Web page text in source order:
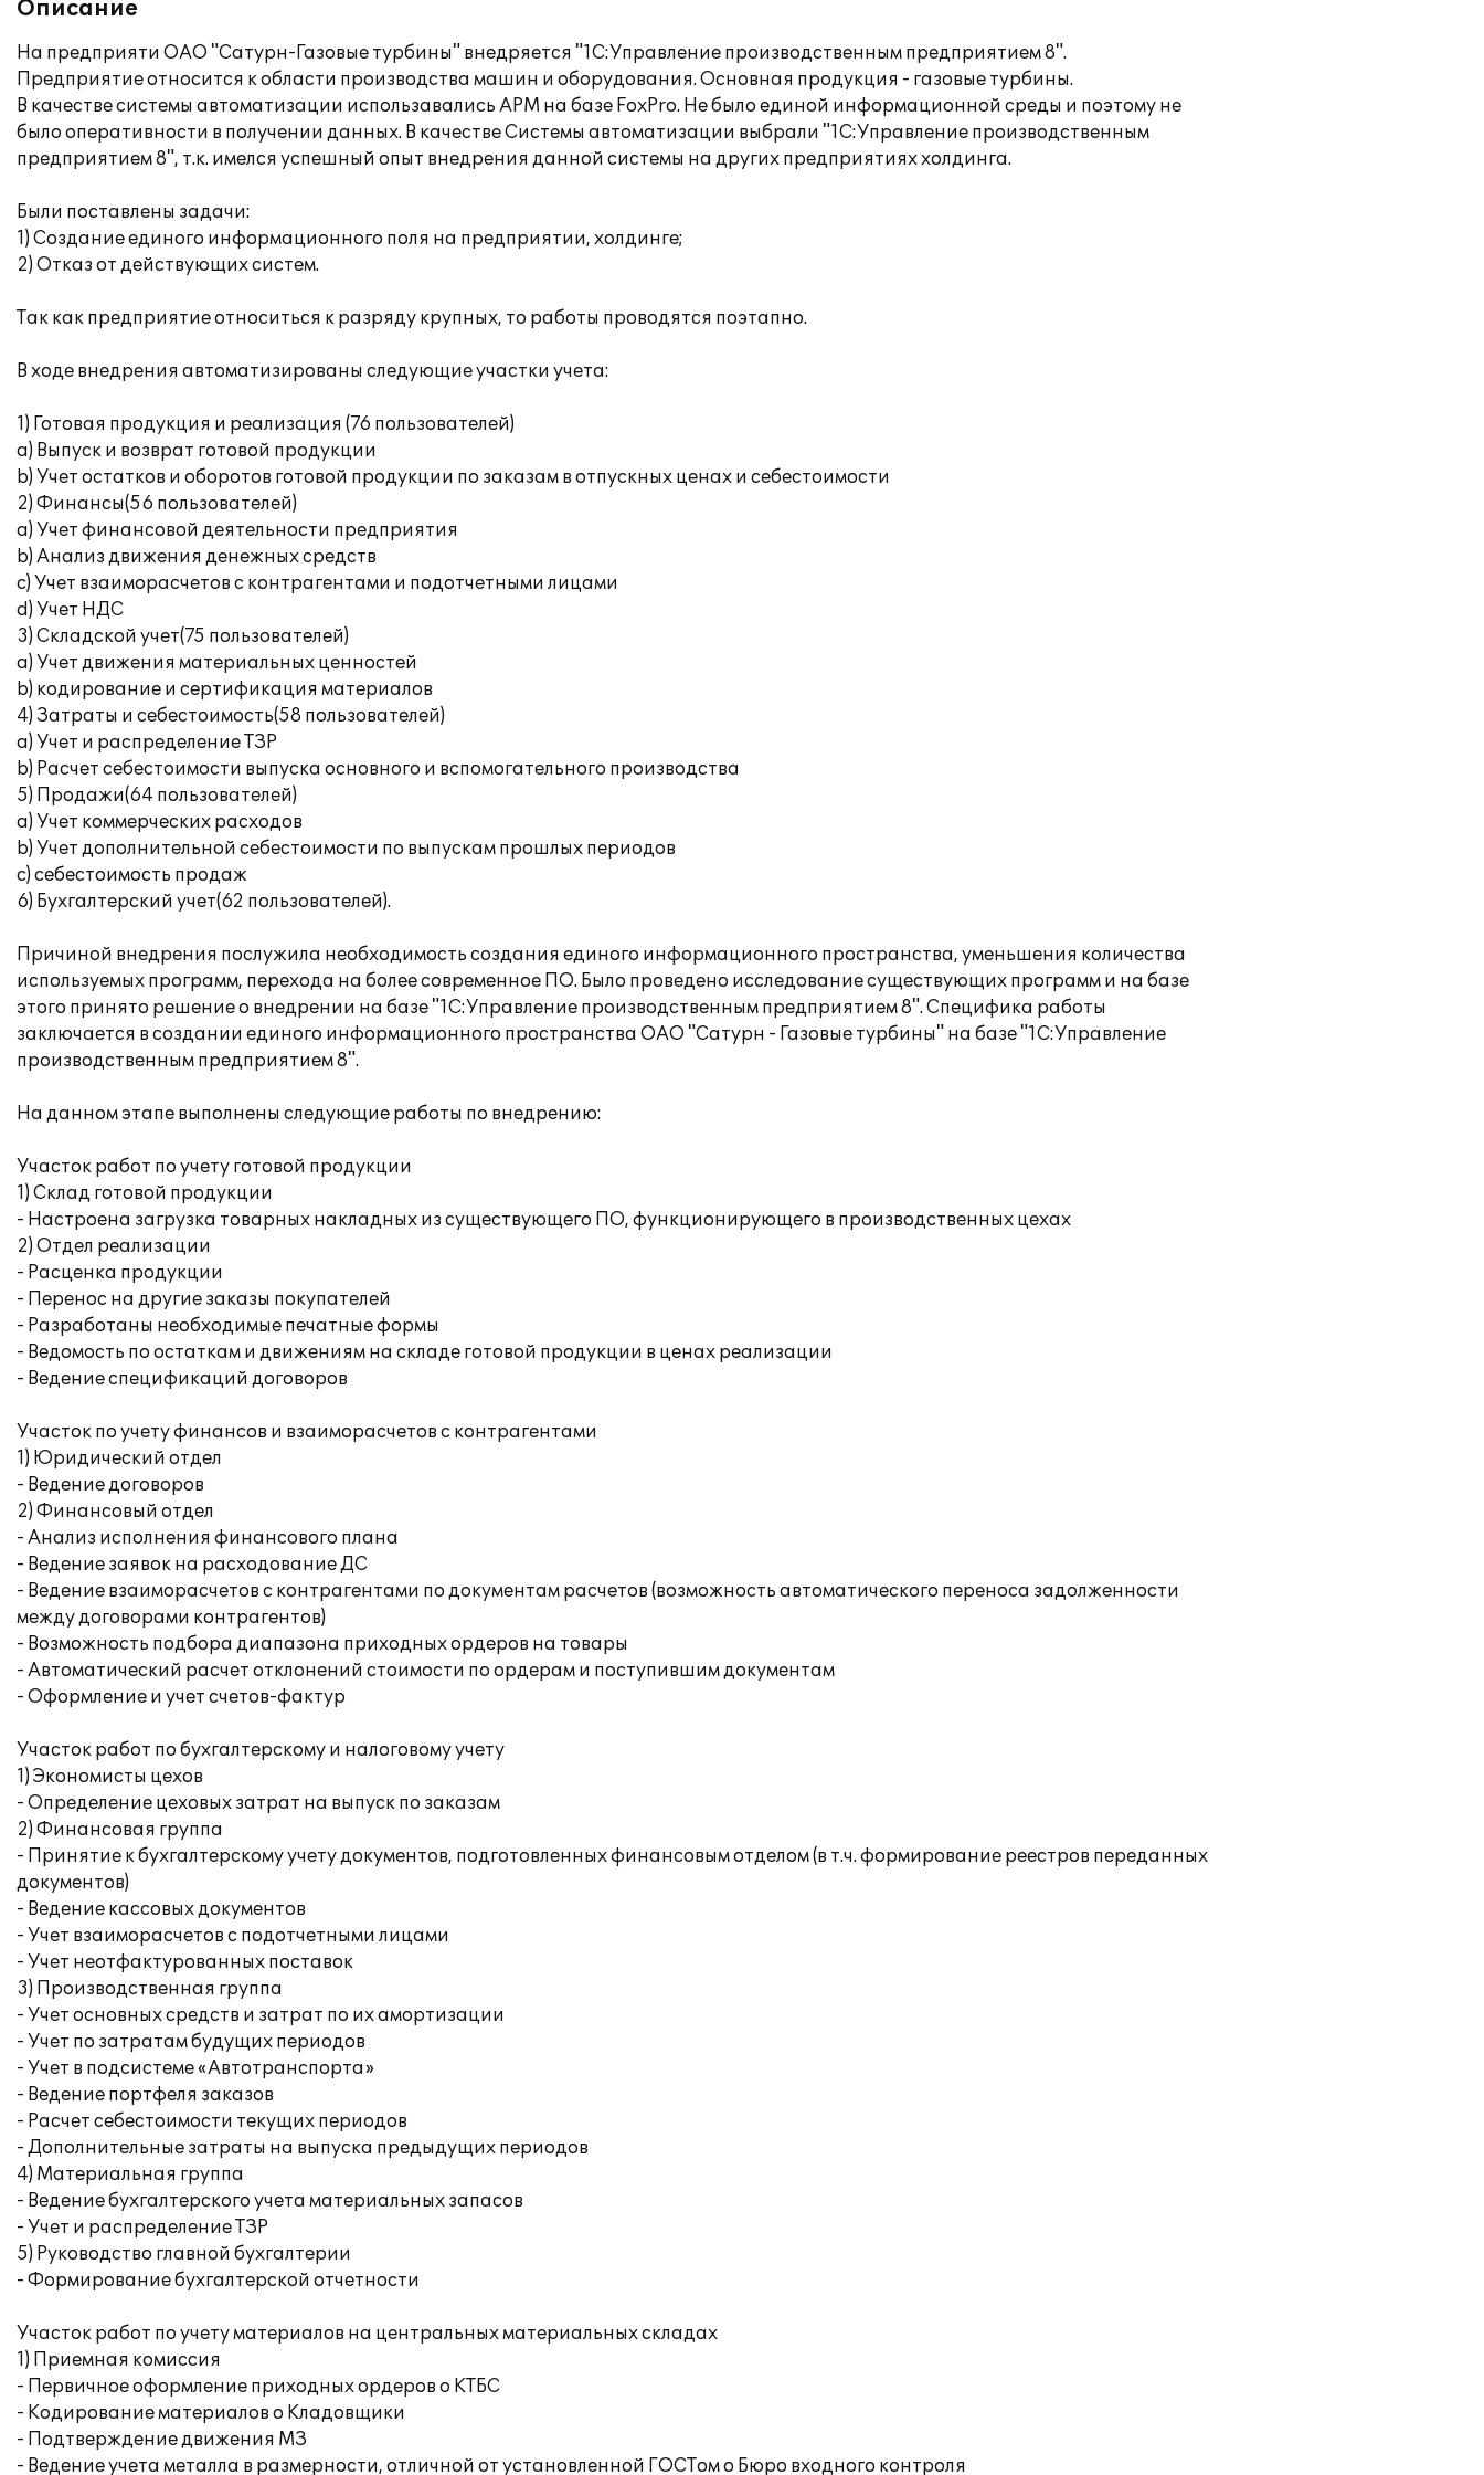
Описание
На предприяти ОАО "Сатурн-Газовые турбины" внедряется "1С:Управление производственным предприятием 8".
Предприятие относится к области производства машин и оборудования. Основная продукция - газовые турбины.
В качестве системы автоматизации использавались АРМ на базе FoxPro. Не было единой информационной среды и поэтому не
было оперативности в получении данных. В качестве Системы автоматизации выбрали "1С:Управление производственным
предприятием 8", т.к. имелся успешный опыт внедрения данной системы на других предприятиях холдинга.
Были поставлены задачи:
1) Создание единого информационного поля на предприятии, холдинге;
2) Отказ от действующих систем.
Так как предприятие относиться к разряду крупных, то работы проводятся поэтапно.
В ходе внедрения автоматизированы следующие участки учета:
1) Готовая продукция и реализация (76 пользователей)
a) Выпуск и возврат готовой продукции
b) Учет остатков и оборотов готовой продукции по заказам в отпускных ценах и себестоимости
2) Финансы(56 пользователей)
a) Учет финансовой деятельности предприятия
b) Анализ движения денежных средств
c) Учет взаиморасчетов с контрагентами и подотчетными лицами
d) Учет НДС
3) Складской учет(75 пользователей)
a) Учет движения материальных ценностей
b) кодирование и сертификация материалов
4) Затраты и себестоимость(58 пользователей)
a) Учет и распределение ТЗР
b) Расчет себестоимости выпуска основного и вспомогательного производства
5) Продажи(64 пользователей)
a) Учет коммерческих расходов
b) Учет дополнительной себестоимости по выпускам прошлых периодов
c) себестоимость продаж
6) Бухгалтерский учет(62 пользователей).
Причиной внедрения послужила необходимость создания единого информационного пространства, уменьшения количества
используемых программ, перехода на более современное ПО. Было проведено исследование существующих программ и на базе
этого принято решение о внедрении на базе "1С:Управление производственным предприятием 8". Специфика работы
заключается в создании единого информационного пространства ОАО "Сатурн - Газовые турбины" на базе "1С:Управление
производственным предприятием 8".
На данном этапе выполнены следующие работы по внедрению:
Участок работ по учету готовой продукции
1) Склад готовой продукции
- Настроена загрузка товарных накладных из существующего ПО, функционирующего в производственных цехах
2) Отдел реализации
- Расценка продукции
- Перенос на другие заказы покупателей
- Разработаны необходимые печатные формы
- Ведомость по остаткам и движениям на складе готовой продукции в ценах реализации
- Ведение спецификаций договоров
Участок по учету финансов и взаиморасчетов с контрагентами
1) Юридический отдел
- Ведение договоров
2) Финансовый отдел
- Анализ исполнения финансового плана
- Ведение заявок на расходование ДС
- Ведение взаиморасчетов с контрагентами по документам расчетов (возможность автоматического переноса задолженности
между договорами контрагентов)
- Возможность подбора диапазона приходных ордеров на товары
- Автоматический расчет отклонений стоимости по ордерам и поступившим документам
- Оформление и учет счетов-фактур
Участок работ по бухгалтерскому и налоговому учету
1) Экономисты цехов
- Определение цеховых затрат на выпуск по заказам
2) Финансовая группа
- Принятие к бухгалтерскому учету документов, подготовленных финансовым отделом (в т.ч. формирование реестров переданных
документов)
- Ведение кассовых документов
- Учет взаиморасчетов с подотчетными лицами
- Учет неотфактурованных поставок
3) Производственная группа
- Учет основных средств и затрат по их амортизации
- Учет по затратам будущих периодов
- Учет в подсистеме «Автотранспорта»
- Ведение портфеля заказов
- Расчет себестоимости текущих периодов
- Дополнительные затраты на выпуска предыдущих периодов
4) Материальная группа
- Ведение бухгалтерского учета материальных запасов
- Учет и распределение ТЗР
5) Руководство главной бухгалтерии
- Формирование бухгалтерской отчетности
Участок работ по учету материалов на центральных материальных складах
1) Приемная комиссия
- Первичное оформление приходных ордеров о КТБС
- Кодирование материалов о Кладовщики
- Подтверждение движения МЗ
- Ведение учета металла в размерности, отличной от установленной ГОСТом о Бюро входного контроля